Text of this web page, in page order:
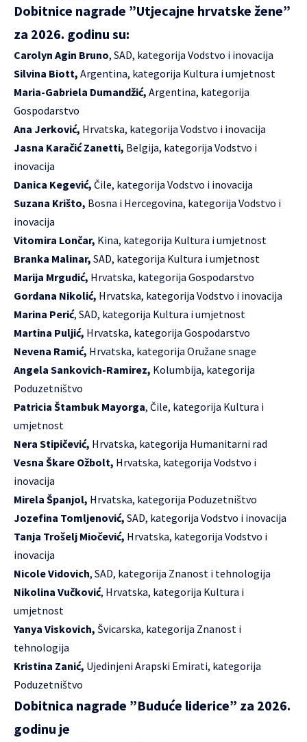
Dobitnice nagrade ”Utjecajne hrvatske žene”
za 2026. godinu su:
Carolyn Agin Bruno, SAD, kategorija Vodstvo i inovacija
Silvina Biott, Argentina, kategorija Kultura i umjetnost
Maria-Gabriela Dumandžić, Argentina, kategorija
Gospodarstvo
Ana Jerković, Hrvatska, kategorija Vodstvo i inovacija
Jasna Karačić Zanetti, Belgija, kategorija Vodstvo i
inovacija
Danica Kegević, Čile, kategorija Vodstvo i inovacija
Suzana Krišto, Bosna i Hercegovina, kategorija Vodstvo i
inovacija
Vitomira Lončar, Kina, kategorija Kultura i umjetnost
Branka Malinar, SAD, kategorija Kultura i umjetnost
Marija Mrgudić, Hrvatska, kategorija Gospodarstvo
Gordana Nikolić, Hrvatska, kategorija Vodstvo i inovacija
Marina Perić, SAD, kategorija Kultura i umjetnost
Martina Puljić, Hrvatska, kategorija Gospodarstvo
Nevena Ramić, Hrvatska, kategorija Oružane snage
Angela Sankovich-Ramirez, Kolumbija, kategorija
Poduzetništvo
Patricia Štambuk Mayorga, Čile, kategorija Kultura i
umjetnost
Nera Stipičević, Hrvatska, kategorija Humanitarni rad
Vesna Škare Ožbolt, Hrvatska, kategorija Vodstvo i
inovacija
Mirela Španjol, Hrvatska, kategorija Poduzetništvo
Jozefina Tomljenović, SAD, kategorija Vodstvo i inovacija
Tanja Trošelj Miočević, Hrvatska, kategorija Vodstvo i
inovacija
Nicole Vidovich, SAD, kategorija Znanost i tehnologija
Nikolina Vučković, Hrvatska, kategorija Kultura i
umjetnost
Yanya Viskovich, Švicarska, kategorija Znanost i
tehnologija
Kristina Zanić, Ujedinjeni Arapski Emirati, kategorija
Poduzetništvo
Dobitnica nagrade ”Buduće liderice” za 2026.
godinu je